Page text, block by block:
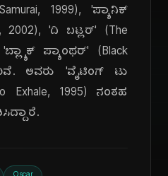
1999), 'ಪ್ಯಾನಿಕ್
2002), 'ದಿ ಬಟ್ಲರ್' (The
ಪ್ಯಾಂಥರ್' (Black
ಅವರು 'ವೈಟಿಂಗ್ ಟು
Exhale, 1995) ನಂತಹ